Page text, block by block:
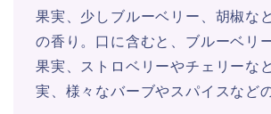
果実、少しブルーベリー、胡椒な
の香り。口に含むと、ブルーベリ
果実、ストロベリーやチェリーな
実、様々なバーブやスパイスなど